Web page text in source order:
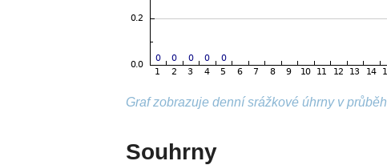
Graf zobrazuje denní srážkové úhrny v
Souhrny